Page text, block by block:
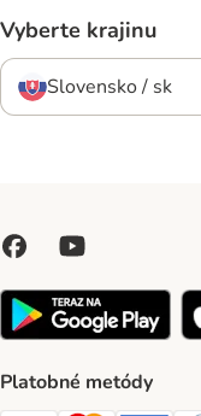
Vyberte krajinu
Slovensko / sk
Platobné metódy